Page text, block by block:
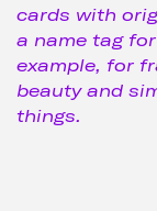
cards with
a name tag
example, for
beauty and
things.